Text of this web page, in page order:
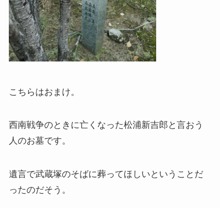
こちらはおまけ。
西南戦争のときに亡くなった松浦新吉郎と言おう
人のお墓です。
遺言で武蔵塚のそばに葬ってほしいということだ
ったのだそう。